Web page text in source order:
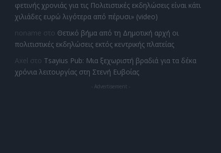
φετινής χρονιάς για τις Πολιτιστικές εκδηλώσεις είναι κάτι
χιλιάδες ευρώ λιγότερα από πέρυσι» (video)
noname στο Θετικό βήμα από τη Δημοτική αρχή οι
πολιτιστικές εκδηλώσεις εκτός κεντρικής πλατείας
Axel στο Tsayius Pub: Μια ξεχωριστή βραδιά για τα δέκα
χρόνια λειτουργίας στη Στενή Ευβοίας
- Advertisement -